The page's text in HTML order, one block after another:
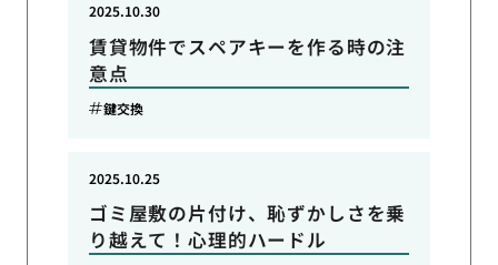
賃貸物件でスペアキーを作る時の注
意点
2025.10.30
鍵交換
ゴミ屋敷の片付け、恥ずかしさを乗
り越えて！心理的ハードル
2025.10.25